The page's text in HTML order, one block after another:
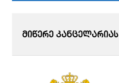
მიწერე კანცელარიას